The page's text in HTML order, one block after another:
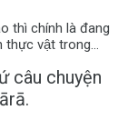
thì chính là đang
thực vật trong...
câu chuyện